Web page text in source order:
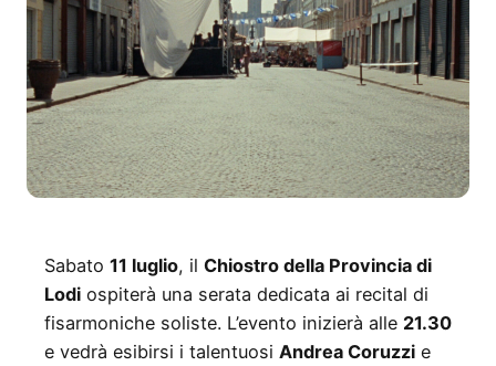
Sabato 11 luglio, il Chiostro della Provincia di
Lodi ospiterà una serata dedicata ai recital di
fisarmoniche soliste. L’evento inizierà alle 21.30
e vedrà esibirsi i talentuosi Andrea Coruzzi e